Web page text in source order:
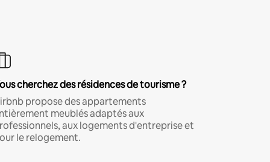
cherchez des résidences de tourisme ?
propose des appartements
meublés adaptés aux
aux logements d'entreprise et
le relogement.